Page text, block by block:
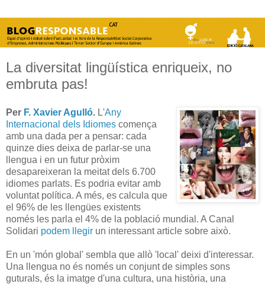
La diversitat lingüística enriqueix, no
embruta pas!
Per F. Xavier Agulló. L'Any
Internacional dels Idiomes comença
amb una dada per a pensar: cada
quinze dies deixa de parlar-se una
llengua i en un futur pròxim
desapareixeran la meitat dels 6.700
idiomes parlats. Es podria evitar amb
voluntat política. A més, es calcula que
el 96% de les llengües existents
només les parla el 4% de la població mundial. A Canal
Solidari podem llegir un interessant article sobre això.
En un 'món global' sembla que allò 'local' deixi d'interessar.
Una llengua no és només un conjunt de simples sons
guturals, és la imatge d'una cultura, una història, una